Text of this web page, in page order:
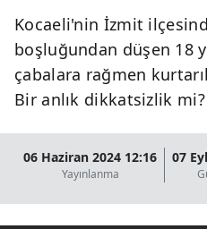
Kocaeli'nin İzmit
boşluğundan düşen 18
çabalara rağmen
Bir anlık dikkatsizlik mi?
06 Haziran 2024 12:16
Yayınlanma
07